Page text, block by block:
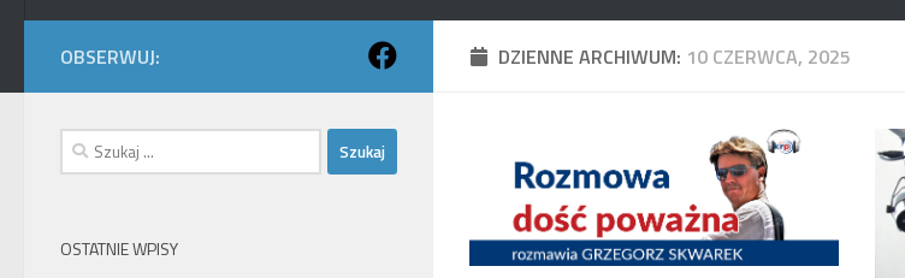
DZIENNE ARCHIWUM: 10 CZERWCA, 2025
OBSERWUJ:
Szukaj:
OSTATNIE WPISY